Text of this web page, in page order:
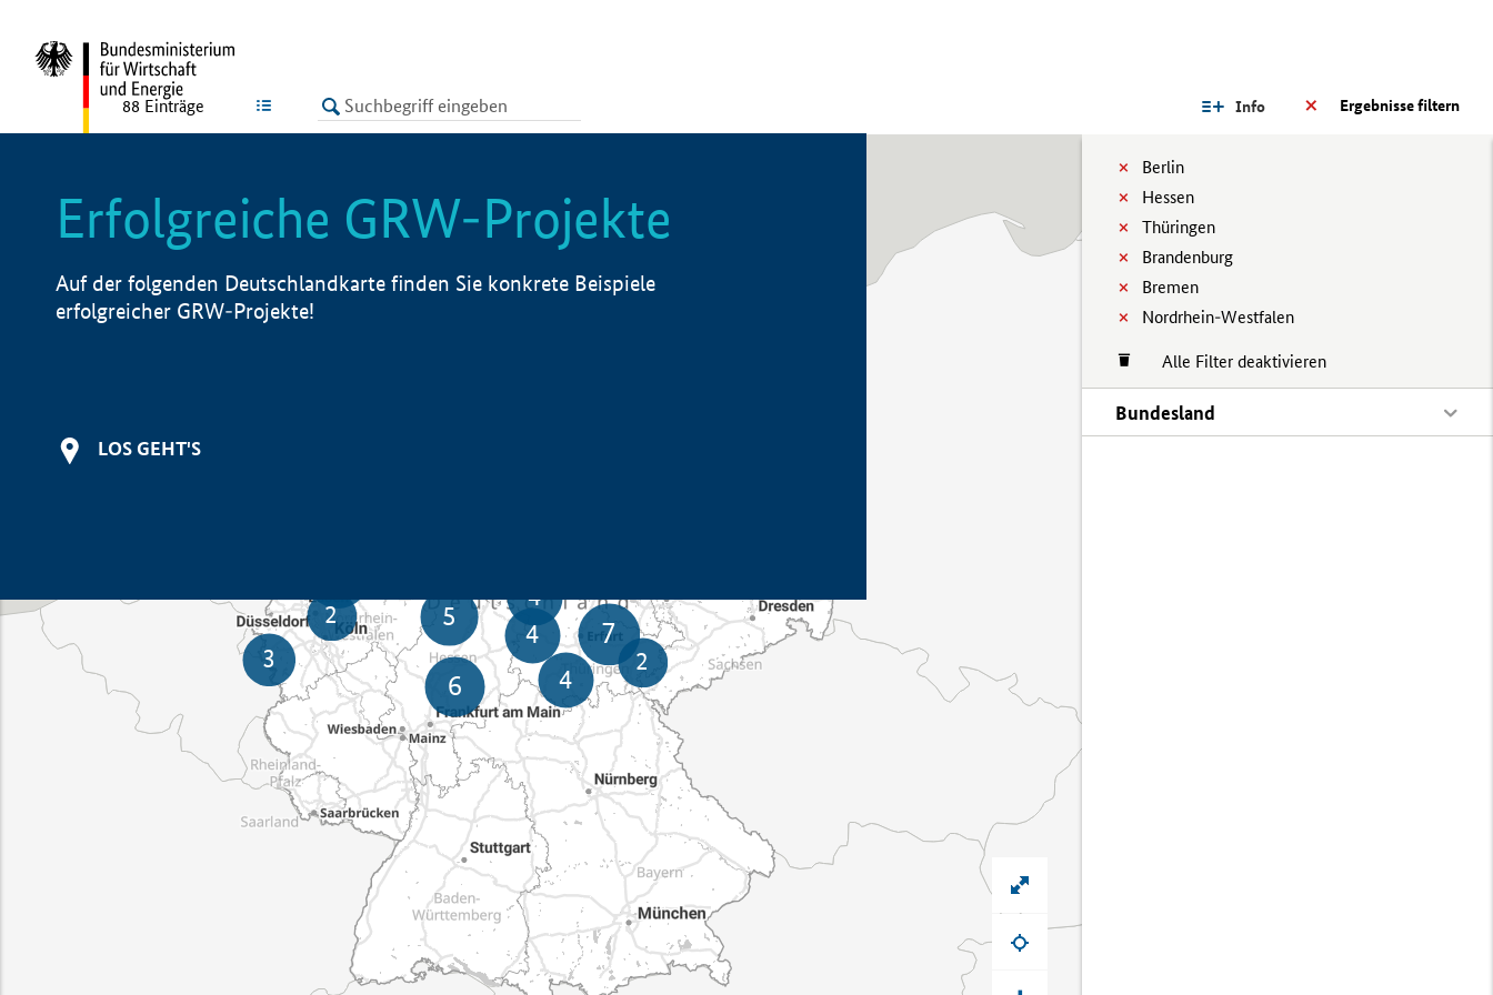
LISTE Ergebnisse filtern
Info
Berlin
Hessen
Thüringen
Brandenburg
Bremen
Nordrhein-Westfalen
Alle Filter deaktivieren
Bundesland
88 Einträge
Erfolgreiche GRW-Projekte
Auf der folgenden Deutschlandkarte finden Sie konkrete Beispiele
erfolgreicher GRW-Projekte!
LOS GEHT'S